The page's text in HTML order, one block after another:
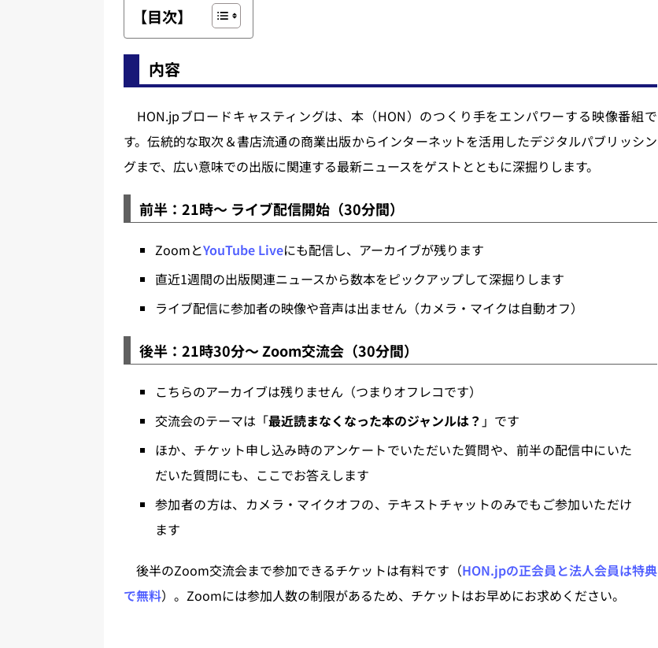
【目次】
内容
HON.jpブロードキャスティングは、本（HON）のつくり手をエンパワーする映像番組で
す。伝統的な取次＆書店流通の商業出版からインターネットを活用したデジタルパブリッシン
グまで、広い意味での出版に関連する最新ニュースをゲストとともに深掘りします。
前半：21時～ ライブ配信開始（30分間）
ZoomとYouTube Liveにも配信し、アーカイブが残ります
直近1週間の出版関連ニュースから数本をピックアップして深掘りします
ライブ配信に参加者の映像や音声は出ません（カメラ・マイクは自動オフ）
後半：21時30分～ Zoom交流会（30分間）
こちらのアーカイブは残りません（つまりオフレコです）
交流会のテーマは「最近読まなくなった本のジャンルは？ 」です
ほか、チケット申し込み時のアンケートでいただいた質問や、前半の配信中にいた
だいた質問にも、ここでお答えします
参加者の方は、カメラ・マイクオフの、テキストチャットのみでもご参加いただけ
ます
後半のZoom交流会まで参加できるチケットは有料です（HON.jpの正会員と法人会員は特典
で無料）。Zoomには参加人数の制限があるため、チケットはお早めにお求めください。